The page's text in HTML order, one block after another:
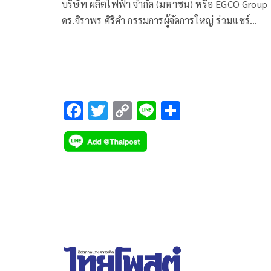
บริษัท ผลิตไฟฟ้า จำกัด (มหาชน) หรือ EGCO Group
ดร.จิราพร ศิริคำ กรรมการผู้จัดการใหญ่ ร่วมแชร์
F
ac
e
T
wi
tt
C
o
p
Li